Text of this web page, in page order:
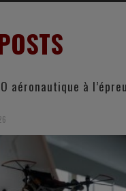
aéronautique à